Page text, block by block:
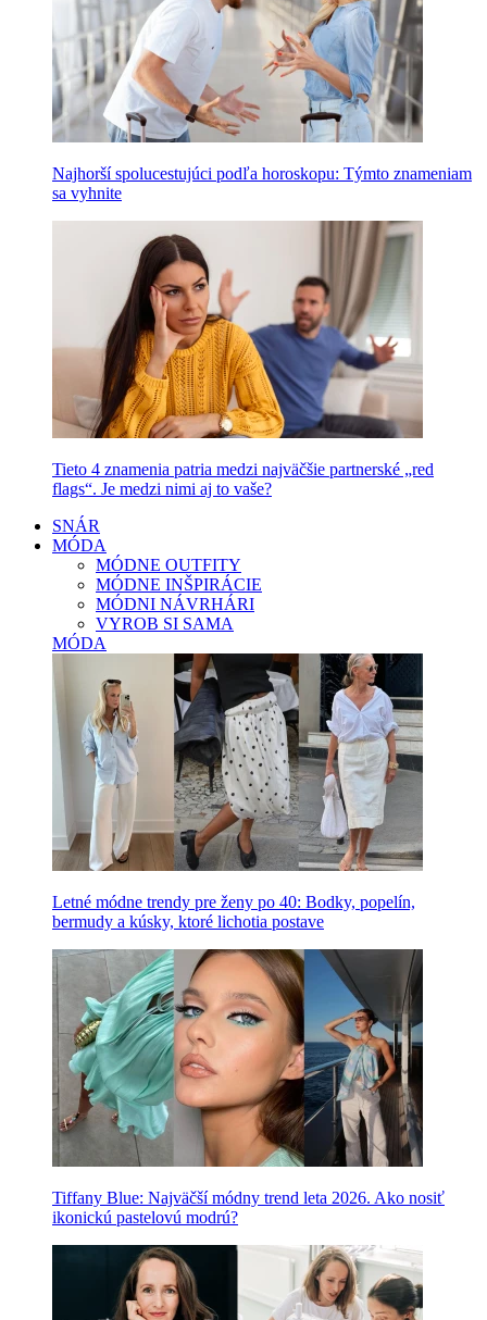
Najhorší spolucestujúci podľa horoskopu: Týmto znameniam
sa vyhnite
Tieto 4 znamenia patria medzi najväčšie partnerské „red
flags“. Je medzi nimi aj to vaše?
SNÁR
MÓDA
MÓDNE OUTFITY
MÓDNE INŠPIRÁCIE
MÓDNI NÁVRHÁRI
VYROB SI SAMA
MÓDA
Letné módne trendy pre ženy po 40: Bodky, popelín,
bermudy a kúsky, ktoré lichotia postave
Tiffany Blue: Najväčší módny trend leta 2026. Ako nosiť
ikonickú pastelovú modrú?